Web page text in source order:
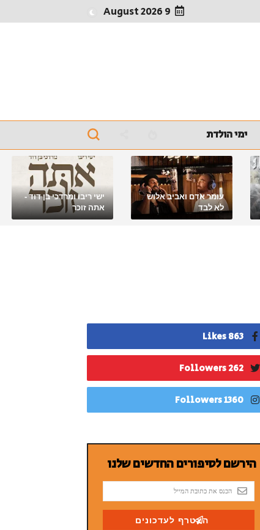
9 August 2026
ימי הולדת
עומר אדם ואביב אלוש
לא לבד
ישי ריבו ומרדכי בן דוד -
אתה זוכר
863 Likes
262 Followers
1360 Followers